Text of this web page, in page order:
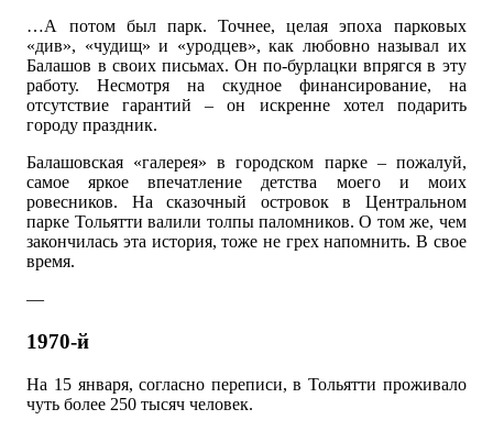
…А потом был парк. Точнее, целая эпоха парковых
«див», «чудищ» и «уродцев», как любовно называл их
Балашов в своих письмах. Он по-бурлацки впрягся в эту
работу. Несмотря на скудное финансирование, на
отсутствие гарантий – он искренне хотел подарить
городу праздник.
Балашовская «галерея» в городском парке – пожалуй,
самое яркое впечатление детства моего и моих
ровесников. На сказочный островок в Центральном
парке Тольятти валили толпы паломников. О том же, чем
закончилась эта история, тоже не грех напомнить. В свое
время.
—
1970-й
На 15 января, согласно переписи, в Тольятти проживало
чуть более 250 тысяч человек.